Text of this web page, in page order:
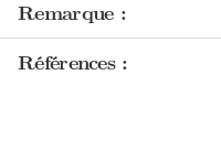
Remarque :
Références :